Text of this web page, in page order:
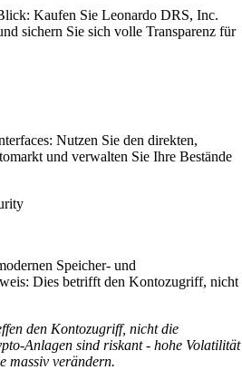
Kaufen Sie Leonardo DRS, Inc.
sichern Sie sich volle Transparenz für
Nutzen Sie den direkten,
und verwalten Sie Ihre Bestände
Speicher- und
Dies betrifft den Kontozugriff, nicht
den Kontozugriff, nicht die
Anlagen sind riskant - hohe Volatilität
massiv verändern.